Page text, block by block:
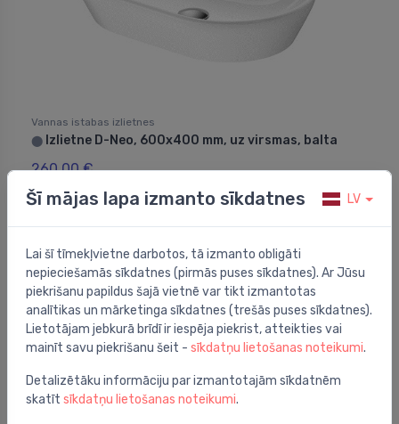
Vannas istabas izlietnes
⬤ Izlietne D-Neo, 600x400 mm, uz virsmas, balta
260.00 €
Laba cena -50%
Šī mājas lapa izmanto sīkdatnes LV
Lai šī tīmekļvietne darbotos, tā izmanto obligāti
nepieciešamās sīkdatnes (pirmās puses sīkdatnes). Ar Jūsu
piekrišanu papildus šajā vietnē var tikt izmantotas
analītikas un mārketinga sīkdatnes (trešās puses sīkdatnes).
Lietotājam jebkurā brīdī ir iespēja piekrist, atteikties vai
mainīt savu piekrišanu šeit - sīkdatņu lietošanas noteikumi.
Detalizētāku informāciju par izmantotajām sīkdatnēm
skatīt sīkdatņu lietošanas noteikumi.